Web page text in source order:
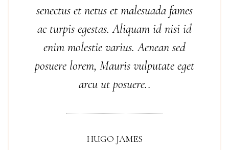
senectus et netus et malesuada fames
ac turpis egestas. Aliquam id nisi id
enim molestie varius. Aenean sed
posuere lorem, Mauris vulputate eget
arcu ut posuere..
HUGO JAMES